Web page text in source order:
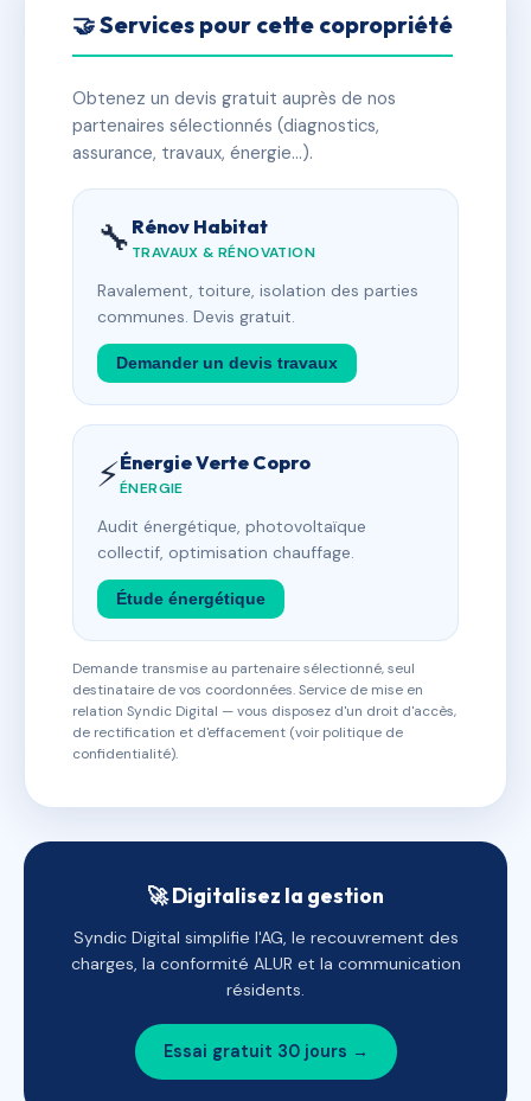
🤝 Services pour cette copropriété
Obtenez un devis gratuit auprès de nos
partenaires sélectionnés (diagnostics,
assurance, travaux, énergie…).
🔧 Rénov Habitat
TRAVAUX & RÉNOVATION
Ravalement, toiture, isolation des parties
communes. Devis gratuit.
Demander un devis travaux
⚡Énergie Verte Copro
ÉNERGIE
Audit énergétique, photovoltaïque
collectif, optimisation chauffage.
Étude énergétique
Demande transmise au partenaire sélectionné, seul
destinataire de vos coordonnées. Service de mise en
relation Syndic Digital — vous disposez d'un droit d'accès,
de rectification et d'effacement (voir politique de
confidentialité).
🚀 Digitalisez la gestion
Syndic Digital simplifie l'AG, le recouvrement des
charges, la conformité ALUR et la communication
résidents.
Essai gratuit 30 jours →